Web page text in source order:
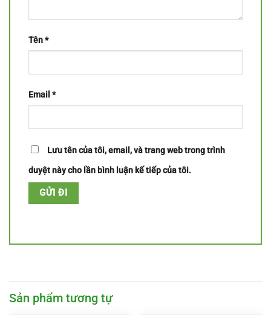
Tên*
Email *
Lưu tên của tôi, email, và trang web trong trình
duyệt này cho lần bình luận kế tiếp của tôi.
Sản phẩm tương tự